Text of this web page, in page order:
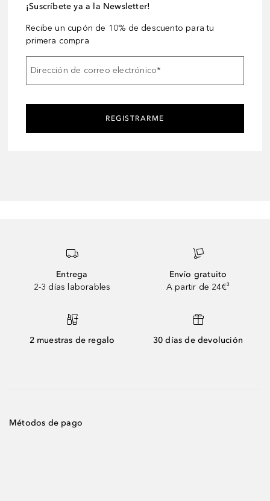
¡Suscríbete ya a la Newsletter!
Recibe un cupón de 10% de descuento para tu
primera compra
Dirección de correo electrónico*
REGISTRARME
Entrega
2-3 días laborables
Envío gratuito
A partir de 24€³
2 muestras de regalo 30 días de devolución
Métodos de pago